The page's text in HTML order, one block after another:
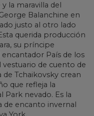
la maravilla del
Balanchine en
justo al otro lado
querida producción
su príncipe
encantador País de los
vestuario de cuento de
Tchaikovsky crean
que refleja la
Park nevado. Es la
de encanto invernal